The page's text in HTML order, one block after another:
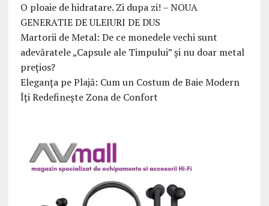
O ploaie de hidratare. Zi dupa zi! – NOUA
GENERATIE DE ULEIURI DE DUS
Martorii de Metal: De ce monedele vechi sunt
adevăratele „Capsule ale Timpului” și nu doar metal
prețios?
Eleganța pe Plajă: Cum un Costum de Baie Modern
Îți Redefinește Zona de Confort